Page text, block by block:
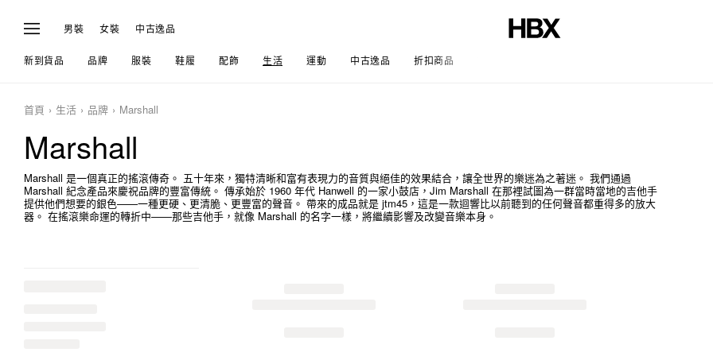
男裝 女裝 中古逸品
新到貨品 品牌 服裝 鞋履 配飾 生活 運動 中古逸品 折扣商品
首頁 生活 品牌 Marshall
Marshall
Marshall 是一個真正的搖滾傳奇。 五十年來，獨特清晰和富有表現力的音質與絕佳的效果結合，讓全世界的樂迷為之著迷。 我們通過
Marshall 紀念產品來慶祝品牌的豐富傳統。 傳承始於 1960 年代 Hanwell 的一家小鼓店，Jim Marshall 在那裡試圖為一群當時當地的吉他手
提供他們想要的銀色——一種更硬、更清脆、更豐富的聲音。 帶來的成品就是 jtm45，這是一款迴響比以前聽到的任何聲音都重得多的放大
器。 在搖滾樂命運的轉折中——那些吉他手，就像 Marshall 的名字一樣，將繼續影響及改變音樂本身。